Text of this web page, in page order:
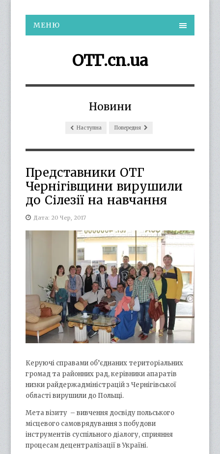
МЕНЮ
ОТГ.cn.ua
Новини
Наступна Попередня
Представники ОТГ
Чернігівщини вирушили
до Сілезії на навчання
Дата: 20 Чер, 2017
Керуючі справами об’єднаних територіальних
громад та районних рад, керівники апаратів
низки райдержадміністрацій з Чернігівської
області вирушили до Польщі.
Мета візиту – вивчення досвіду польського
місцевого самоврядування з побудови
інструментів суспільного діалогу, сприяння
процесам децентралізації в Україні.